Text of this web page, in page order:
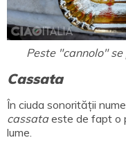
Peste "cannolo"
Cassata
În ciuda sonorității
cassataeste de fapt o
lume.